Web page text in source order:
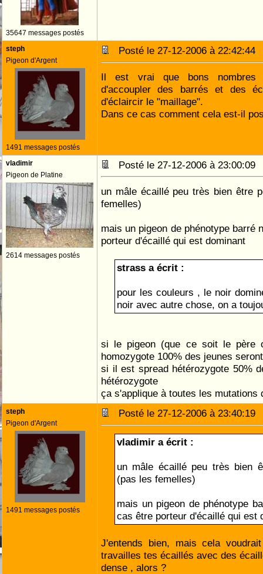
35647 messages postés
steph
Pigeon d'Argent
1491 messages postés
Posté le 27-12-2006 à
Il est vrai que bons nombres
d'accoupler des barrés et des
d'éclaircir le "maillage".
Dans ce cas comment cela est-il
vladimir
Pigeon de Platine
2614 messages postés
Posté le 27-12-2006 à
un mâle écaillé peu très bien être
femelles)
mais un pigeon de phénotype barré
porteur d'écaillé qui est dominant
strass a écrit :
pour les couleurs , le noir
noir avec autre chose, on a
si le pigeon (que ce soit le père
homozygote 100% des jeunes
si il est spread hétérozygote 50%
hétérozygote
ça s'applique à toutes les mutations
steph
Pigeon d'Argent
1491 messages postés
Posté le 27-12-2006 à
vladimir a écrit :
un mâle écaillé peu très bien
(pas les femelles)
mais un pigeon de phénotype
cas être porteur d'écaillé qui est
J'entends bien, mais cela
travailles tes écaillés avec des
dense , alors ?